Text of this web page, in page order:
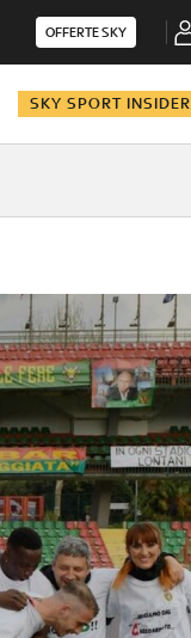
OFFERTE SKY
SKY SPORT INSIDER